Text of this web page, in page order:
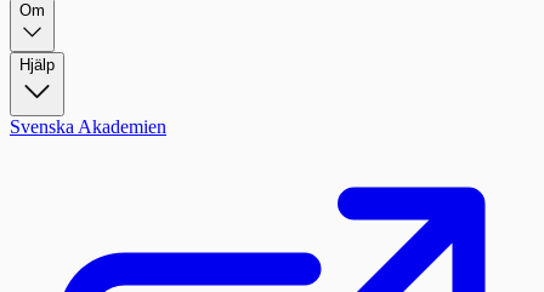
Om
Hjälp
Svenska Akademien